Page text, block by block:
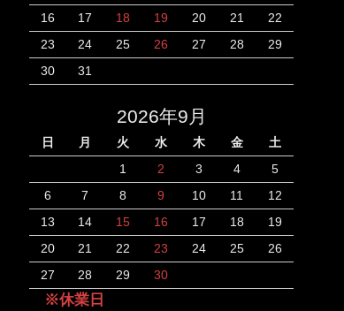
16
17 18 19 20 21
22
23
24 25 26 27 28
29
30
31
2026年9月
日 月 火 水 木 金
土
1
2 3 4
5
6
7 8 9 10 11
12
13
14 15 16 17 18
19
20
21 22 23 24 25
26
27
28 29 30
※休業日